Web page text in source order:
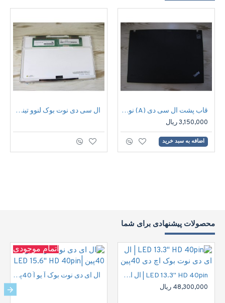
قاب پشت ال سی دی (A) نوت بوک لنوو تینک پد Notebook Lenovo think pad x200
3,150,000 ریال
اضافه به سبد خرید
ال سی دی نوت بوک لنوو تینک پد 12.1اینچ | Lenovo Thinkpad X200 WXGA Notbook LCD 12.1inch
محصولات پیشنهادی برای شما
LED 13.3" HD 40pin | ال ای دی نوت بوک اچ دی 40پین
48,300,000 ریال
اتمام موجودی
ال ای دی نوت بوک آ یو اُ 40پین |LED 15.6" HD 40pin